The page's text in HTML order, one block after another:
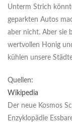
Unterm Strich
geparkten Autos
aber nicht. Aber sie
wertvollen Honig
kühlen unsere
Quellen:
Wikipedia
Der neue Kosmos
Enzyklopädie